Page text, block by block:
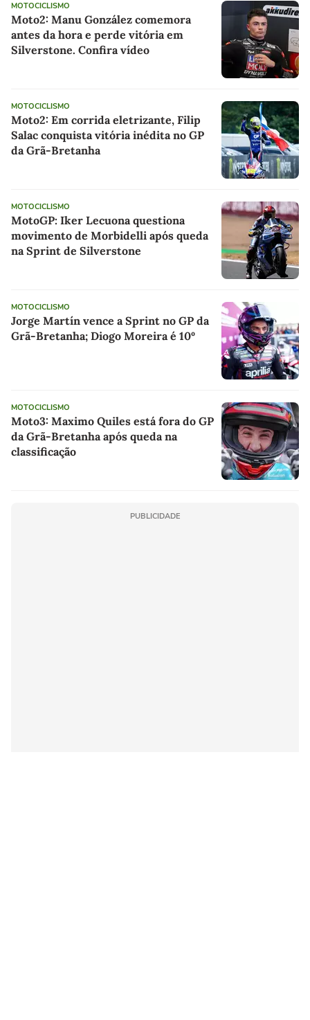
MOTOCICLISMO
Moto2: Manu González comemora
antes da hora e perde vitória em
Silverstone. Confira vídeo
MOTOCICLISMO
Moto2: Em corrida eletrizante, Filip
Salac conquista vitória inédita no GP
da Grã-Bretanha
MOTOCICLISMO
MotoGP: Iker Lecuona questiona
movimento de Morbidelli após queda
na Sprint de Silverstone
MOTOCICLISMO
Jorge Martín vence a Sprint no GP da
Grã-Bretanha; Diogo Moreira é 10º
MOTOCICLISMO
Moto3: Maximo Quiles está fora do GP
da Grã-Bretanha após queda na
classificação
PUBLICIDADE